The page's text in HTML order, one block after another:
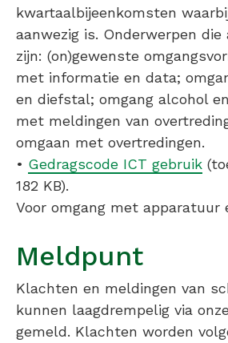
kwartaalbijeenkomsten
aanwezig is. Onderwerpen die
zijn: (on)gewenste
met informatie en data;
en diefstal; omgang alcohol
met meldingen van
omgaan met overtredingen.
• Gedragscode ICT gebruik
182 KB).
Voor omgang met apparatuur
Meldpunt
Klachten en meldingen van
kunnen laagdrempelig via
gemeld. Klachten worden